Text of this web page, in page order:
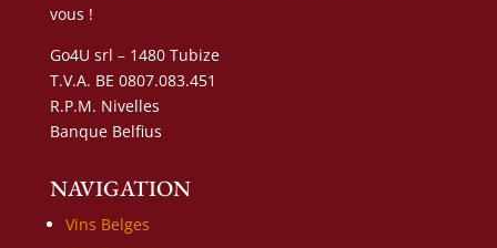
vous !
Go4U srl – 1480 Tubize
T.V.A. BE 0807.083.451
R.P.M. Nivelles
Banque Belfius
NAVIGATION
Vins Belges